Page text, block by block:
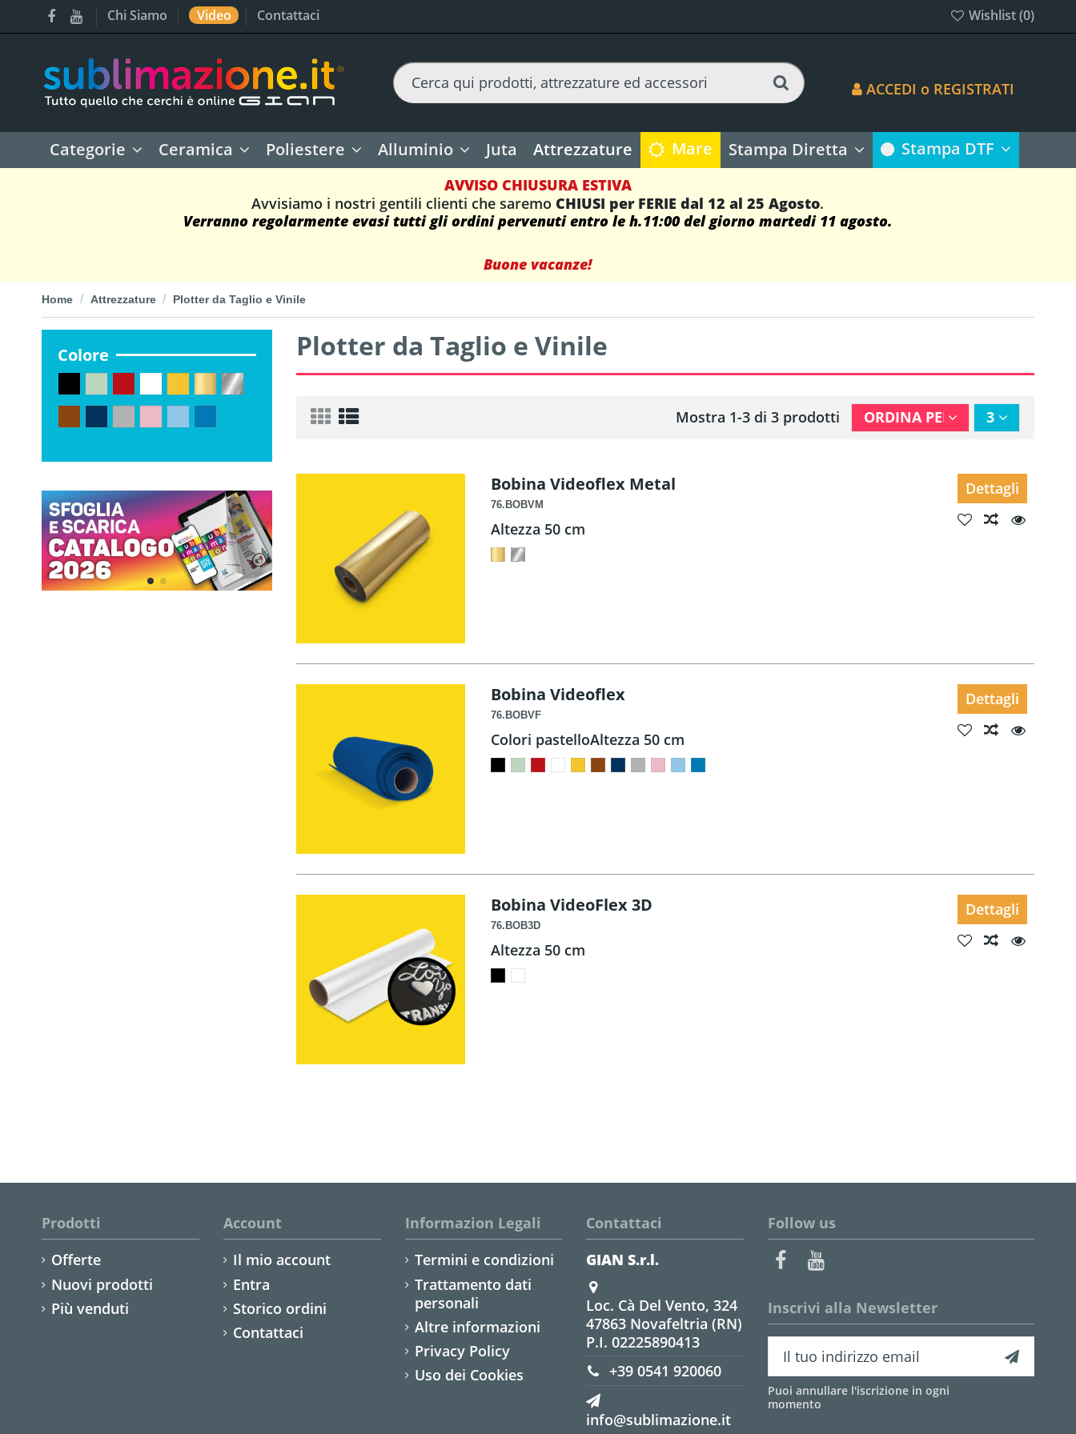
Chi Siamo Video Contattaci Wishlist (0)
ACCEDI o REGISTRATI
Categorie Ceramica Poliestere Alluminio Juta Attrezzature Mare Stampa Diretta Stampa DTF
AVVISO CHIUSURA ESTIVA
Avvisiamo i nostri gentili clienti che saremo CHIUSI per FERIE dal 12 al 25 Agosto.
Verranno regolarmente evasi tutti gli ordini pervenuti entro le h.11:00 del giorno martedi 11 agosto.
Buone vacanze!
Home Attrezzature Plotter da Taglio e Vinile
Plotter da Taglio e Vinile
Mostra 1-3 di 3 prodotti ORDINA PER 3
Bobina Videoflex Metal
76.BOBVM
Altezza 50 cm
Dettagli
Bobina Videoflex
76.BOBVF
Colori pastelloAltezza 50 cm
Dettagli
Bobina VideoFlex 3D
76.BOB3D
Altezza 50 cm
Dettagli
Colore
Prodotti
Offerte
Nuovi prodotti
Più venduti
Account
Il mio account
Entra
Storico ordini
Contattaci
Informazion Legali
Termini e condizioni
Trattamento dati
personali
Altre informazioni
Privacy Policy
Uso dei Cookies
Contattaci
GIAN S.r.l.
Loc. Cà Del Vento, 324
47863 Novafeltria (RN)
P.I. 02225890413
+39 0541 920060
info@sublimazione.it
Follow us
Inscrivi alla Newsletter
Puoi annullare l'iscrizione in ogni
momento